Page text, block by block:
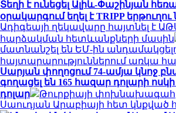
Տեղի է ունեցել Ալիև-Փաշինյան
օրակարգում եղել է TRIPP
Ադիգեայի ղեկավարը հայտնել է
հարձակման հետևանքների մասին
մատնանշել են ԵՄ-ին
հայտարարություններում առկա
Սարյան փողոցում 74-ամյա կնոջ
գողացել են 165 հազար դոլարի
դոլար
Թուրքիայի
Սաուդյան Արաբիայի հետ կնքված